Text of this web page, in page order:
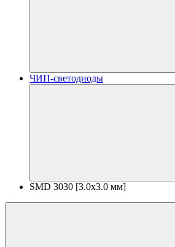
ЧИП-светодиоды
SMD 3030 [3.0x3.0 мм]